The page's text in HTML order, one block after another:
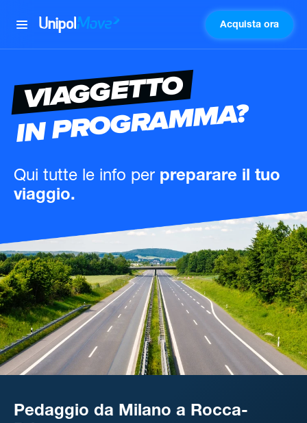
UnipolMove Acquista ora
VIAGGETTO
IN PROGRAMMA?
Qui tutte le info per preparare il tuo
viaggio.
Pedaggio da Milano a Rocca-